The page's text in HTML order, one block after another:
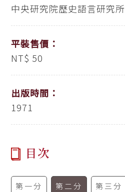
中央研究院歷史語言研究所
平裝售價：
NT$ 50
出版時間：
1971
目次
第一分 第二分 第三分